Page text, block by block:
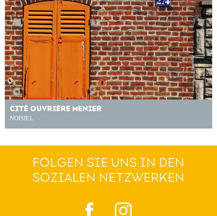
CITÉ OUVRIÈRE MENIER
NOISIEL
FOLGEN SIE UNS IN DEN
SOZIALEN NETZWERKEN